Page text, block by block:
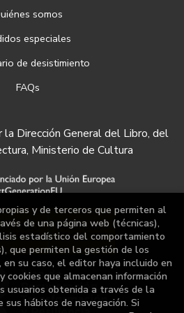
somos
especiales
de desistimiento
FAQs
Dirección General del Libro, del
Ministerio de Cultura
y de terceros que permiten al
de una página web (técnicas),
estadístico del comportamiento
que permiten la gestión de los
su caso, el editor haya incluido en
cookies que almacenan información
usuarios obtenida a través de la
hábitos de navegación. Si